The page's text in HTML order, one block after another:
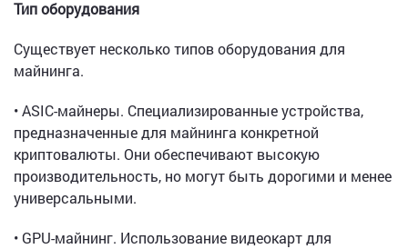
Тип оборудования
Существует несколько типов оборудования для
майнинга.
• ASIC-майнеры. Специализированные устройства,
предназначенные для майнинга конкретной
криптовалюты. Они обеспечивают высокую
производительность, но могут быть дорогими и менее
универсальными.
• GPU-майнинг. Использование видеокарт для